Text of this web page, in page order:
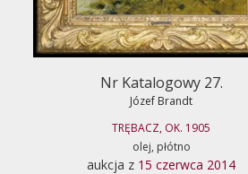
Nr Katalogowy 27.
Józef Brandt
TRĘBACZ, OK. 1905
olej, płótno
aukcja z 15 czerwca 2014